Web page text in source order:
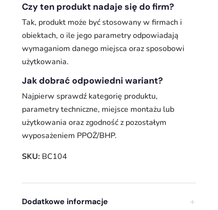
Czy ten produkt nadaje się do firm?
Tak, produkt może być stosowany w firmach i
obiektach, o ile jego parametry odpowiadają
wymaganiom danego miejsca oraz sposobowi
użytkowania.
Jak dobrać odpowiedni wariant?
Najpierw sprawdź kategorię produktu,
parametry techniczne, miejsce montażu lub
użytkowania oraz zgodność z pozostałym
wyposażeniem PPOŻ/BHP.
SKU:BC104
Dodatkowe informacje